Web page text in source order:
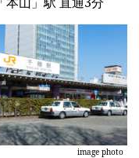
image photo